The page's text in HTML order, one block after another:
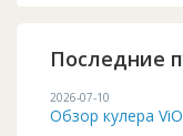
Последние
2026-07-10
Обзор кулера